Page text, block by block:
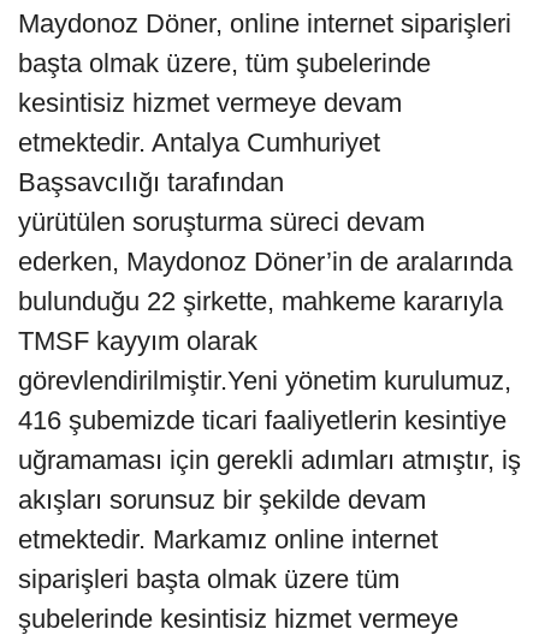
Maydonoz Döner, online internet siparişleri
başta olmak üzere, tüm şubelerinde
kesintisiz hizmet vermeye devam
etmektedir. Antalya Cumhuriyet
Başsavcılığı tarafından
yürütülen soruşturma süreci devam
ederken, Maydonoz Döner’in de aralarında
bulunduğu 22 şirkette, mahkeme kararıyla
TMSF kayyım olarak
görevlendirilmiştir.Yeni yönetim kurulumuz,
416 şubemizde ticari faaliyetlerin kesintiye
uğramaması için gerekli adımları atmıştır, iş
akışları sorunsuz bir şekilde devam
etmektedir. Markamız online internet
siparişleri başta olmak üzere tüm
şubelerinde kesintisiz hizmet vermeye